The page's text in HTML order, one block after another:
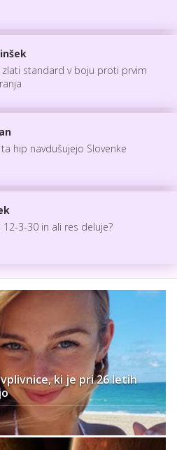
zlati standard v boju proti prvim
hip navdušujejo Slovenke
12-3-30 in ali res deluje?
ki je pri 26 letih